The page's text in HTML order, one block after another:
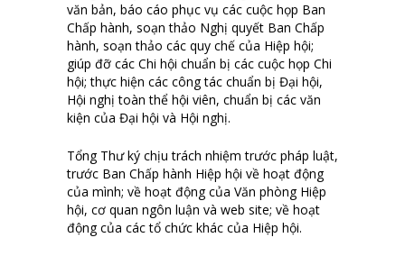
văn bản, báo cáo phục vụ các cuộc họp Ban
Chấp hành, soạn thảo Nghị quyết Ban Chấp
hành, soạn thảo các quy chế của Hiệp hội;
giúp đỡ các Chi hội chuẩn bị các cuộc họp Chi
hội; thực hiện các công tác chuẩn bị Đại hội,
Hội nghị toàn thể hội viên, chuẩn bị các văn
kiện của Đại hội và Hội nghị.
Tổng Thư ký chịu trách nhiệm trước pháp luật,
trước Ban Chấp hành Hiệp hội về hoạt động
của mình; về hoạt động của Văn phòng Hiệp
hội, cơ quan ngôn luận và web site; về hoạt
động của các tổ chức khác của Hiệp hội.